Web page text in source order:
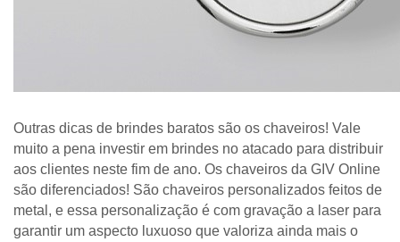
Outras dicas de brindes baratos são os chaveiros! Vale
muito a pena investir em brindes no atacado para distribuir
aos clientes neste fim de ano. Os chaveiros da GIV Online
são diferenciados! São chaveiros personalizados feitos de
metal, e essa personalização é com gravação a laser para
garantir um aspecto luxuoso que valoriza ainda mais o